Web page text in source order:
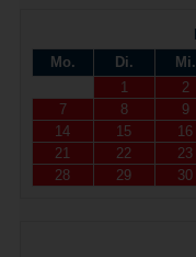
Mo.
Di. Mi.
1
2
7
8 9
14
15 16
21
22 23
28
29 30